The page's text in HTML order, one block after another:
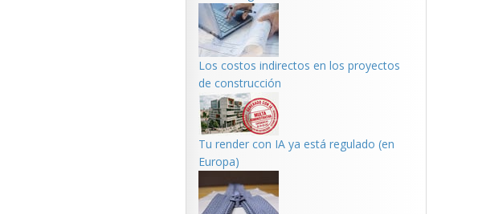
Los costos indirectos en los proyectos
de construcción
Tu render con IA ya está regulado (en
Europa)